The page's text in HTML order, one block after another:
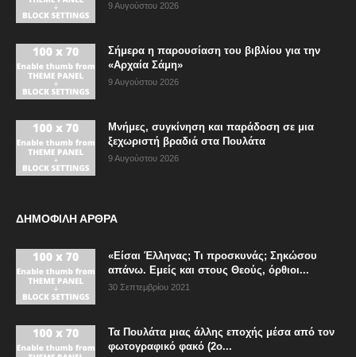
9 Αυγούστου 2026
Σήμερα η παρουσίαση του βιβλίου για την
«Αρχαία Σάμη»
9 Αυγούστου 2026
Μνήμες, συγκίνηση και παράδοση σε μια
ξεχωριστή βραδιά στα Πουλάτα
9 Αυγούστου 2026
ΔΗΜΟΦΙΛΗ ΑΡΘΡΑ
«Είσαι Έλληνας; Τι προσκυνάς; Σηκώσου
απάνω. Εμείς και στους Θεούς, όρθιοι...
30 Σεπτεμβρίου 2021
Τα Πουλάτα μιας άλλης εποχής μέσα από τον
φωτογραφικό φακό (2ο...